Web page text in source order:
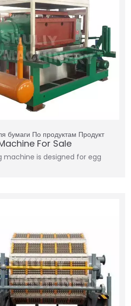
бумаги По продуктам Продукт
For Sale
machine is designed for egg